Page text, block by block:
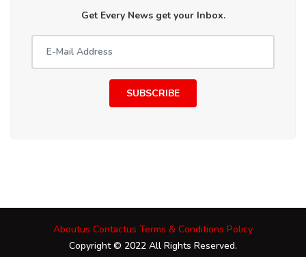
Get Every News get your Inbox.
SUBSCRIBE
Aboutus Contactus Terms & Conditions Policy
Copyright © 2022 All Rights Reserved.